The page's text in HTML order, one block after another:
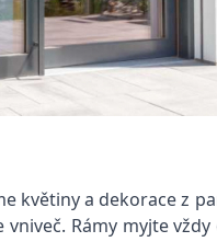
květiny a dekorace z
Rámy myjte